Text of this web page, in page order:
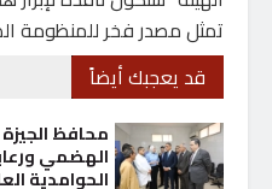
تمثل مصدر فخر للمنظومة
قد يعجبك أيضاً
محافظ
الهضمي
الحوامدية